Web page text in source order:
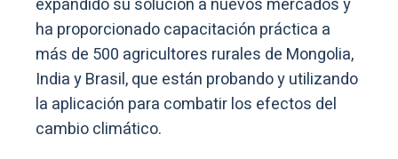
expandido su solución a nuevos mercados y
ha proporcionado capacitación práctica a
más de 500 agricultores rurales de Mongolia,
India y Brasil, que están probando y utilizando
la aplicación para combatir los efectos del
cambio climático.